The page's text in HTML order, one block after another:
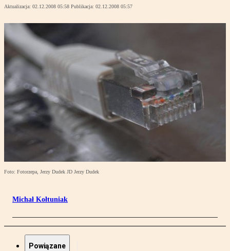
Aktualizacja: 02.12.2008 05:58 Publikacja: 02.12.2008 05:57
Foto: Fotorzepa, Jerzy Dudek JD Jerzy Dudek
Michał Kołtuniak
Powiązane